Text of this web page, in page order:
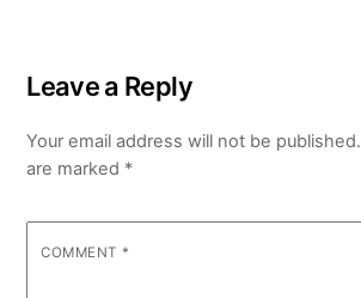
Leave a Reply
Your email address will not be published.
are marked *
COMMENT *